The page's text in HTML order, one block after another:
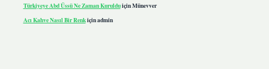
Türkiyeye Abd Üssü Ne Zaman KurulduiçinMünevver
Acı Kahve Nasıl Bir Renkiçinadmin